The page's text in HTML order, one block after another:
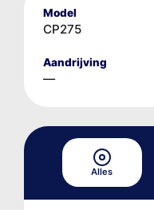
Model
CP275
Aandrijving
—
Alles